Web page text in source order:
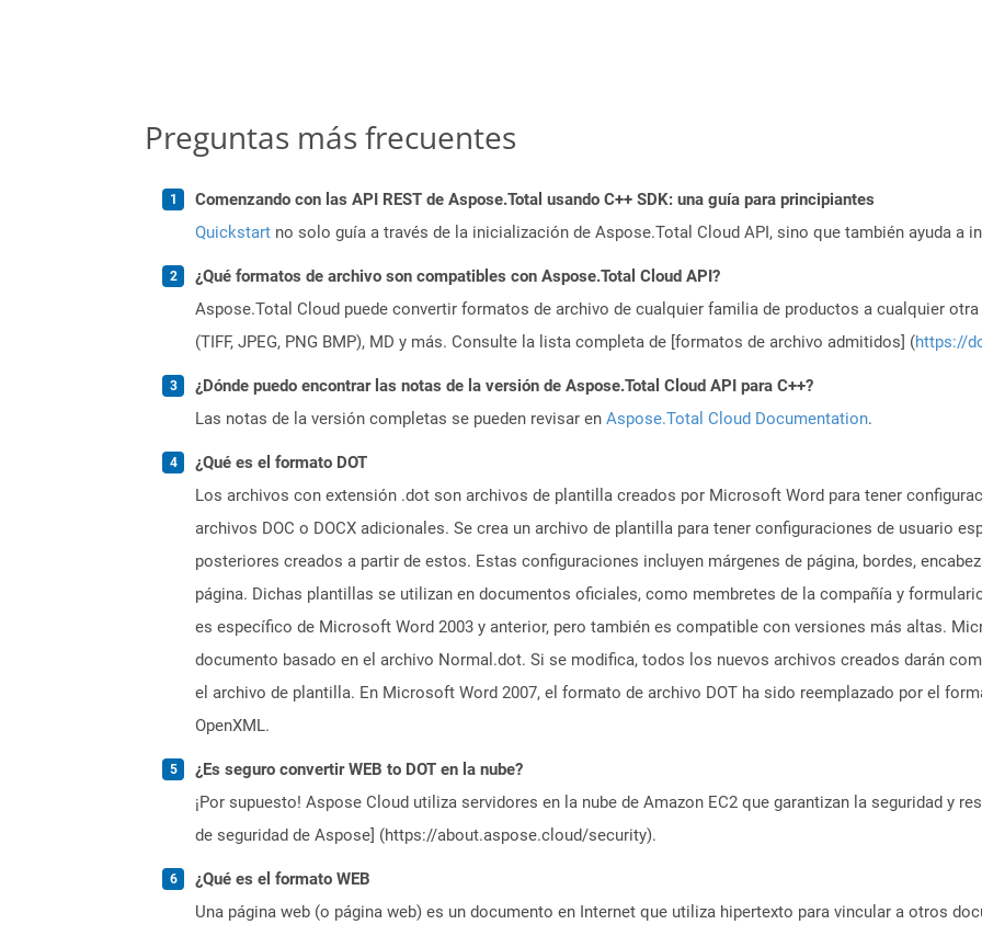
Preguntas más frecuentes
Comenzando con las API REST de Aspose.Total usando C++ SDK: una guía para principiantes
Quickstart no solo guía a través de la inicialización de Aspose.Total Cloud API, sino que también ayuda a
¿Qué formatos de archivo son compatibles con Aspose.Total Cloud API?
Aspose.Total Cloud puede convertir formatos de archivo de cualquier familia de productos a cualquier otra
(TIFF, JPEG, PNG BMP), MD y más. Consulte la lista completa de [formatos de archivo admitidos] (https://
¿Dónde puedo encontrar las notas de la versión de Aspose.Total Cloud API para C++?
Las notas de la versión completas se pueden revisar en Aspose.Total Cloud Documentation.
¿Qué es el formato DOT
Los archivos con extensión .dot son archivos de plantilla creados por Microsoft Word para tener
archivos DOC o DOCX adicionales. Se crea un archivo de plantilla para tener configuraciones de usuario
posteriores creados a partir de estos. Estas configuraciones incluyen márgenes de página, bordes,
página. Dichas plantillas se utilizan en documentos oficiales, como membretes de la compañía y
es específico de Microsoft Word 2003 y anterior, pero también es compatible con versiones más altas.
documento basado en el archivo Normal.dot. Si se modifica, todos los nuevos archivos creados darán
el archivo de plantilla. En Microsoft Word 2007, el formato de archivo DOT ha sido reemplazado por el
OpenXML.
¿Es seguro convertir WEB to DOT en la nube?
¡Por supuesto! Aspose Cloud utiliza servidores en la nube de Amazon EC2 que garantizan la seguridad y
de seguridad de Aspose] (https://about.aspose.cloud/security).
¿Qué es el formato WEB
Una página web (o página web) es un documento en Internet que utiliza hipertexto para vincular a otros